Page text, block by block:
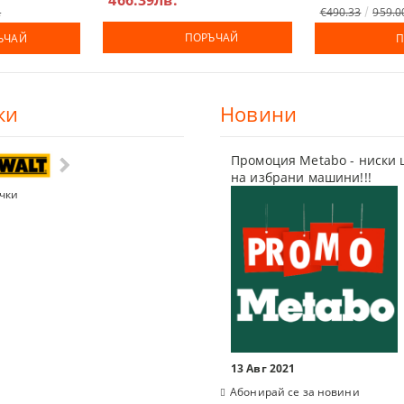
ЗА ЛАЗЕР
ЗА ТЕЧНОСТИ
ПРАВ ЪГЪЛ
ПОРЪЧАЙ
€490.33
Новини
Промоция Metabo - ниски
на избрани машини!!!
13 Авг 2021
Абонирай се за новини